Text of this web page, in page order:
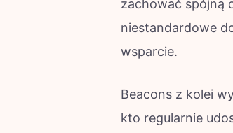
zachować spójną
niestandardowe
wsparcie.
Beacons z kolei
kto regularnie